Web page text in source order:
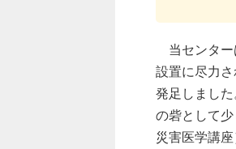
当センター
設置に尽力
発足しまし
の砦として
災害医学講